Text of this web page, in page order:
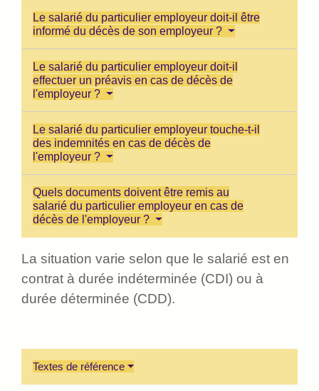
Le salarié du particulier employeur doit-il être
informé du décès de son employeur ?
Le salarié du particulier employeur doit-il
effectuer un préavis en cas de décès de
l'employeur ?
Le salarié du particulier employeur touche-t-il
des indemnités en cas de décès de
l'employeur ?
Quels documents doivent être remis au
salarié du particulier employeur en cas de
décès de l'employeur ?
La situation varie selon que le salarié est en
contrat à durée indéterminée (CDI) ou à
durée déterminée (CDD).
Textes de référence